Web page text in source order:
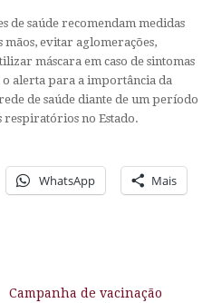
de saúde recomendam medidas
evitar aglomerações,
máscara em caso de sintomas
alerta para a importância da
de saúde diante de um período
no Estado.
WhatsApp Mais
Campanha de vacinação